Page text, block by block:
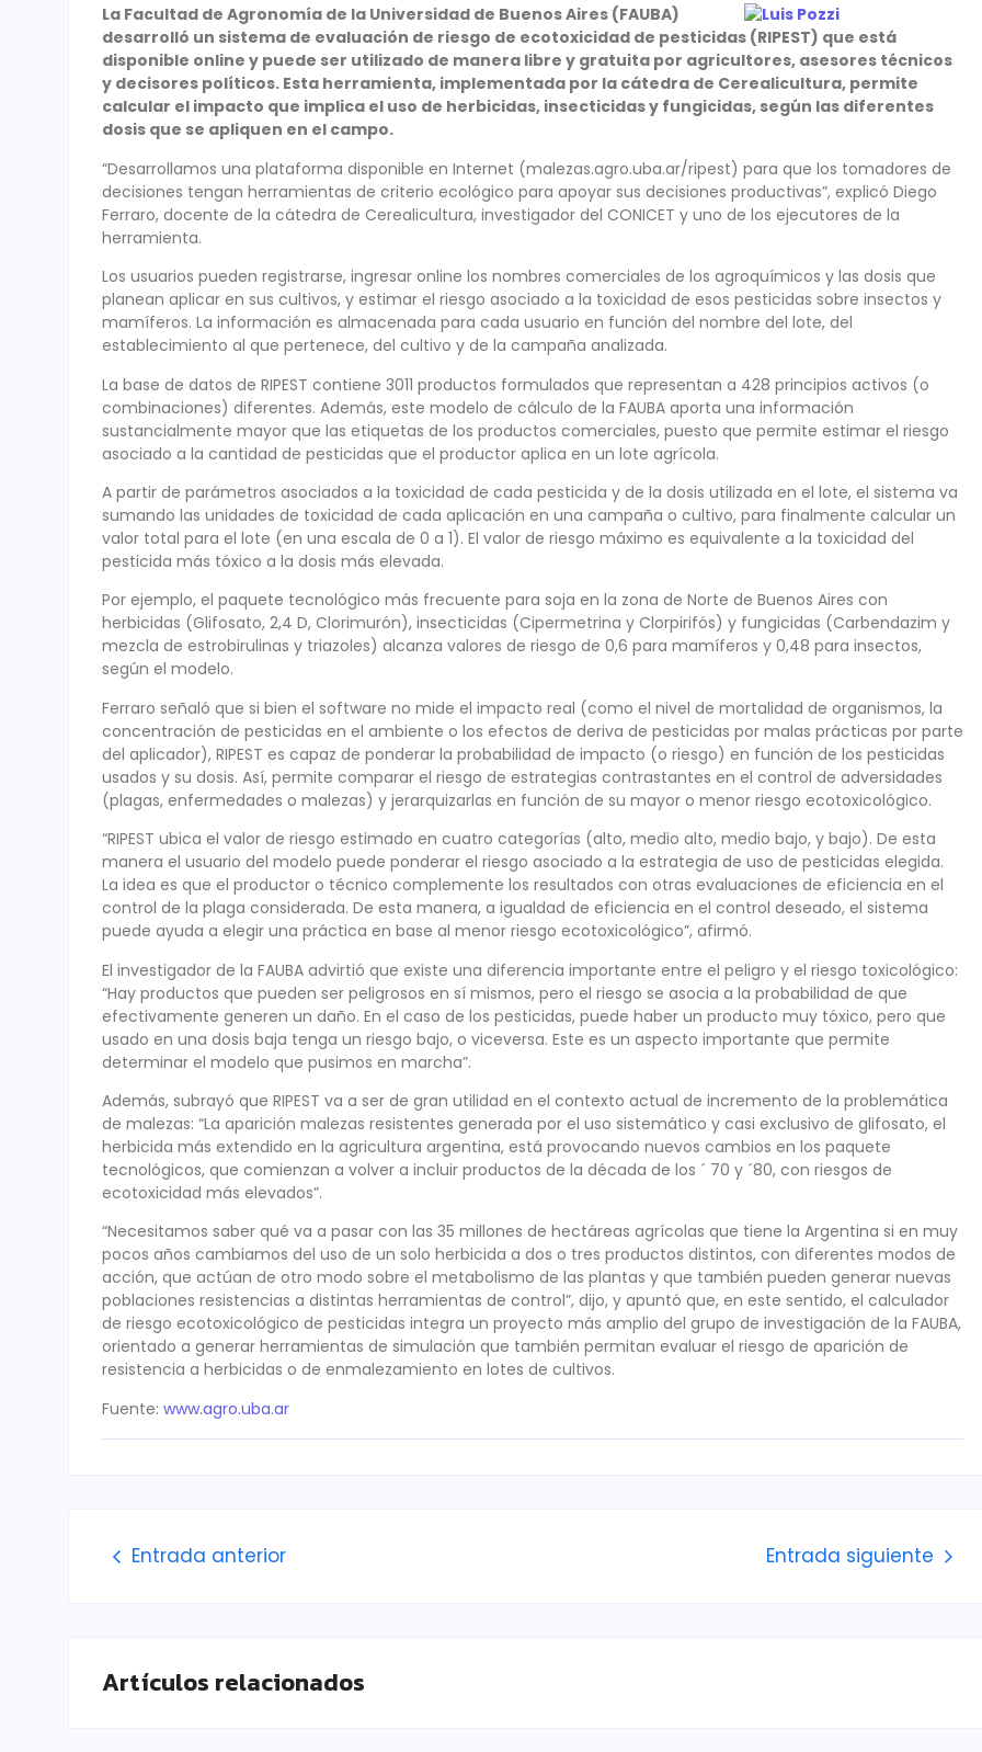
La Facultad de Agronomía de la Universidad de Buenos Aires (FAUBA)
desarrolló un sistema de evaluación de riesgo de ecotoxicidad de pesticidas (RIPEST) que está
disponible online y puede ser utilizado de manera libre y gratuita por agricultores, asesores técnicos
y decisores políticos. Esta herramienta, implementada por la cátedra de Cerealicultura, permite
calcular el impacto que implica el uso de herbicidas, insecticidas y fungicidas, según las diferentes
dosis que se apliquen en el campo.
“Desarrollamos una plataforma disponible en Internet (malezas.agro.uba.ar/ripest) para que los tomadores de
decisiones tengan herramientas de criterio ecológico para apoyar sus decisiones productivas”, explicó Diego
Ferraro, docente de la cátedra de Cerealicultura, investigador del CONICET y uno de los ejecutores de la
herramienta.
Los usuarios pueden registrarse, ingresar online los nombres comerciales de los agroquímicos y las dosis que
planean aplicar en sus cultivos, y estimar el riesgo asociado a la toxicidad de esos pesticidas sobre insectos y
mamíferos. La información es almacenada para cada usuario en función del nombre del lote, del
establecimiento al que pertenece, del cultivo y de la campaña analizada.
La base de datos de RIPEST contiene 3011 productos formulados que representan a 428 principios activos (o
combinaciones) diferentes. Además, este modelo de cálculo de la FAUBA aporta una información
sustancialmente mayor que las etiquetas de los productos comerciales, puesto que permite estimar el riesgo
asociado a la cantidad de pesticidas que el productor aplica en un lote agrícola.
A partir de parámetros asociados a la toxicidad de cada pesticida y de la dosis utilizada en el lote, el sistema va
sumando las unidades de toxicidad de cada aplicación en una campaña o cultivo, para finalmente calcular un
valor total para el lote (en una escala de 0 a 1). El valor de riesgo máximo es equivalente a la toxicidad del
pesticida más tóxico a la dosis más elevada.
Por ejemplo, el paquete tecnológico más frecuente para soja en la zona de Norte de Buenos Aires con
herbicidas (Glifosato, 2,4 D, Clorimurón), insecticidas (Cipermetrina y Clorpirifós) y fungicidas (Carbendazim y
mezcla de estrobirulinas y triazoles) alcanza valores de riesgo de 0,6 para mamíferos y 0,48 para insectos,
según el modelo.
Ferraro señaló que si bien el software no mide el impacto real (como el nivel de mortalidad de organismos, la
concentración de pesticidas en el ambiente o los efectos de deriva de pesticidas por malas prácticas por parte
del aplicador), RIPEST es capaz de ponderar la probabilidad de impacto (o riesgo) en función de los pesticidas
usados y su dosis. Así, permite comparar el riesgo de estrategias contrastantes en el control de adversidades
(plagas, enfermedades o malezas) y jerarquizarlas en función de su mayor o menor riesgo ecotoxicológico.
“RIPEST ubica el valor de riesgo estimado en cuatro categorías (alto, medio alto, medio bajo, y bajo). De esta
manera el usuario del modelo puede ponderar el riesgo asociado a la estrategia de uso de pesticidas elegida.
La idea es que el productor o técnico complemente los resultados con otras evaluaciones de eficiencia en el
control de la plaga considerada. De esta manera, a igualdad de eficiencia en el control deseado, el sistema
puede ayuda a elegir una práctica en base al menor riesgo ecotoxicológico”, afirmó.
El investigador de la FAUBA advirtió que existe una diferencia importante entre el peligro y el riesgo toxicológico:
“Hay productos que pueden ser peligrosos en sí mismos, pero el riesgo se asocia a la probabilidad de que
efectivamente generen un daño. En el caso de los pesticidas, puede haber un producto muy tóxico, pero que
usado en una dosis baja tenga un riesgo bajo, o viceversa. Este es un aspecto importante que permite
determinar el modelo que pusimos en marcha”.
Además, subrayó que RIPEST va a ser de gran utilidad en el contexto actual de incremento de la problemática
de malezas: “La aparición malezas resistentes generada por el uso sistemático y casi exclusivo de glifosato, el
herbicida más extendido en la agricultura argentina, está provocando nuevos cambios en los paquete
tecnológicos, que comienzan a volver a incluir productos de la década de los ´ 70 y ´80, con riesgos de
ecotoxicidad más elevados”.
“Necesitamos saber qué va a pasar con las 35 millones de hectáreas agrícolas que tiene la Argentina si en muy
pocos años cambiamos del uso de un solo herbicida a dos o tres productos distintos, con diferentes modos de
acción, que actúan de otro modo sobre el metabolismo de las plantas y que también pueden generar nuevas
poblaciones resistencias a distintas herramientas de control”, dijo, y apuntó que, en este sentido, el calculador
de riesgo ecotoxicológico de pesticidas integra un proyecto más amplio del grupo de investigación de la FAUBA,
orientado a generar herramientas de simulación que también permitan evaluar el riesgo de aparición de
resistencia a herbicidas o de enmalezamiento en lotes de cultivos.
Fuente: www.agro.uba.ar
Entrada anterior Entrada siguiente
Artículos relacionados